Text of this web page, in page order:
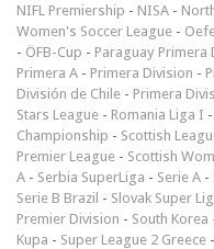
NIFL Premiership - NISA -
Women's Soccer League -
- ÖFB-Cup - Paraguay Primera
Primera A - Primera Division -
División de Chile - Primera
Stars League - Romania Liga I -
Championship - Scottish
Premier League - Scottish
A - Serbia SuperLiga - Serie A -
Serie B Brazil - Slovak Super
Premier Division - South Korea
Kupa - Super League 2 Greece -